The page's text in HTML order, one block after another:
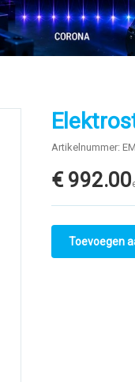
Artikelnummer:
€ 992.00